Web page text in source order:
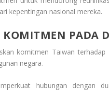
kepentingan nasional mereka.
PADA
komitmen Taiwan
negara.
hubungan dengan